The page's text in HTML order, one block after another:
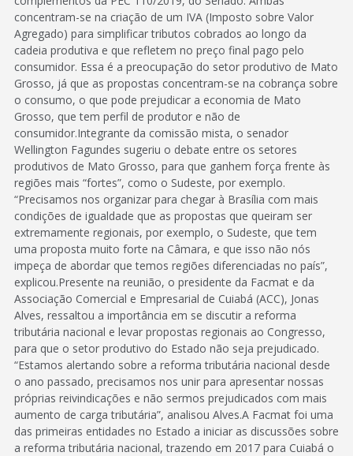
concentram-se na criação de um IVA (Imposto sobre Valor
Agregado) para simplificar tributos cobrados ao longo da
cadeia produtiva e que refletem no preço final pago pelo
consumidor. Essa é a preocupação do setor produtivo de Mato
Grosso, já que as propostas concentram-se na cobrança sobre
o consumo, o que pode prejudicar a economia de Mato
Grosso, que tem perfil de produtor e não de
consumidor.Integrante da comissão mista, o senador
Wellington Fagundes sugeriu o debate entre os setores
produtivos de Mato Grosso, para que ganhem força frente às
regiões mais “fortes”, como o Sudeste, por exemplo.
“Precisamos nos organizar para chegar à Brasília com mais
condições de igualdade que as propostas que queiram ser
extremamente regionais, por exemplo, o Sudeste, que tem
uma proposta muito forte na Câmara, e que isso não nós
impeça de abordar que temos regiões diferenciadas no país”,
explicou.Presente na reunião, o presidente da Facmat e da
Associação Comercial e Empresarial de Cuiabá (ACC), Jonas
Alves, ressaltou a importância em se discutir a reforma
tributária nacional e levar propostas regionais ao Congresso,
para que o setor produtivo do Estado não seja prejudicado.
“Estamos alertando sobre a reforma tributária nacional desde
o ano passado, precisamos nos unir para apresentar nossas
próprias reivindicações e não sermos prejudicados com mais
aumento de carga tributária”, analisou Alves.A Facmat foi uma
das primeiras entidades no Estado a iniciar as discussões sobre
a reforma tributária nacional, trazendo em 2017 para Cuiabá o